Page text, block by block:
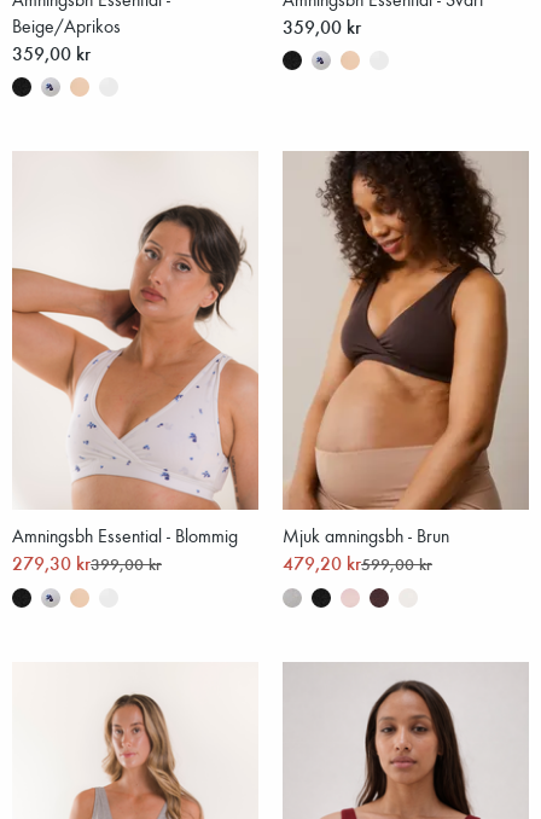
Beige/Aprikos
359,00 kr
359,00 kr
Amningsbh Essential - Blommig
279,30 kr399,00 kr
Mjuk amningsbh - Brun
479,20 kr599,00 kr